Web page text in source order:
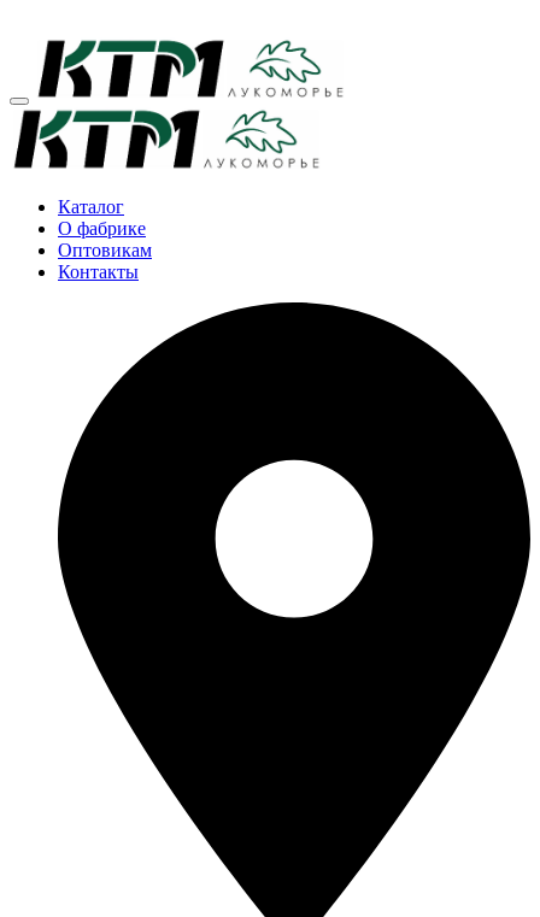
Каталог
О фабрике
Оптовикам
Контакты